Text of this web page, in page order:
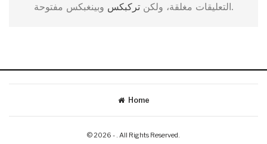
التعليقات مغلقة، ولكنتركبكس وبينغبكس مفتوحة.
Home
© 2026 - . All Rights Reserved.